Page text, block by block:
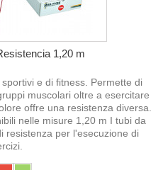
1,20 m
e di fitness. Permette di
muscolari oltre a esercitare
offre una resistenza diversa.
nelle misure 1,20 m I tubi da
resistenza per l'esecuzione di